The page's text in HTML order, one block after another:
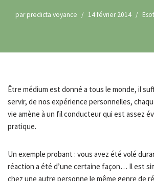
parpredicta voyance 14 février 2014
Être médium est donné a tous le monde, il
servir, de nos expérience personnelles,
vie amène à un fil conducteur qui est assez
pratique.
Un exemple probant : vous avez été volé
réaction a été d’une certaine façon… Il est
chez une autre personne le même genre de